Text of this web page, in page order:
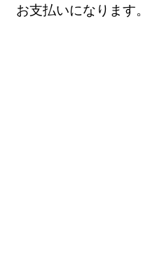
​お支払いになります。